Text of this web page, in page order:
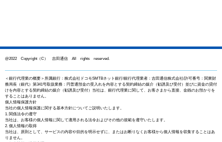
@2022 Copyright（C） 吉田通信 All rights reserved.
＜銀行代理業の概要＞所属銀行：株式会社ドコモSMTBネット銀行/銀行代理業者：吉田通信株式会社/許可番号：関東財
務局長（銀代）第341号取扱業務：円普通預金の受入れを内容とする契約締結の媒介（勧誘及び受付）並びに資金の貸付
けを内容とする契約締結の媒介（勧誘及び受付）当社は、銀行代理業に関して、お客さまから直接、金銭のお預かりを
することはありません。
個人情報保護方針
当社の個人情報保護に関する基本方針についてご説明いたします。
1. 関係法令の遵守
当社は、お客様の個人情報に関して適用される法令およびその他の規範を遵守いたします。
2. 個人情報の取得
当社は、原則として、サービスの内容や目的を明示せずに、またはお断りなくお客様から個人情報を収集することはあ
りません。